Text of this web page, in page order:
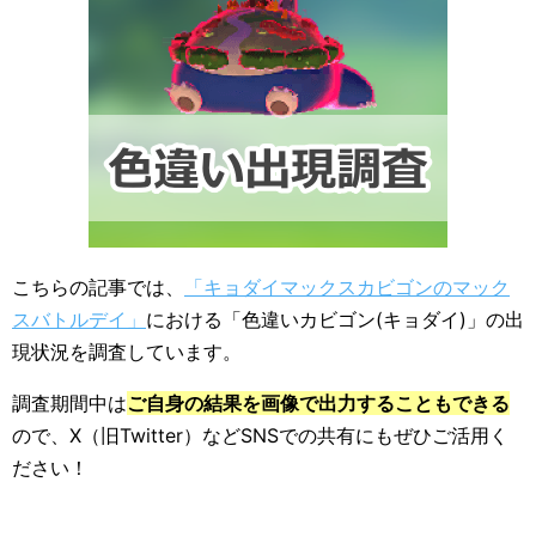
こちらの記事では、
「キョダイマックスカビゴンのマック
スバトルデイ」 における「色違いカビゴン(キョダイ)」の出
現状況を調査しています。
調査期間中はご自身の結果を画像で出力することもできる
ので、X（旧Twitter）などSNSでの共有にもぜひご活用く
ださい！